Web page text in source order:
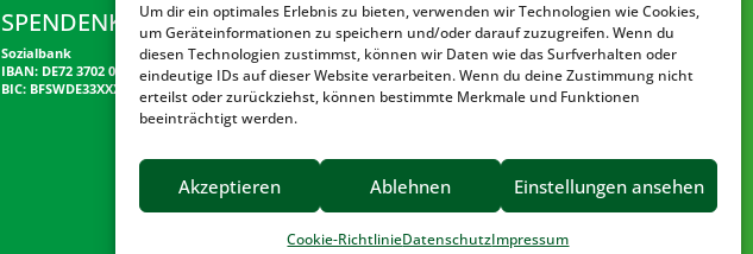
Um dir ein optimales Erlebnis zu bieten, verwenden wir Technologien wie Cookies,
um Geräteinformationen zu speichern und/oder darauf zuzugreifen. Wenn du
diesen Technologien zustimmst, können wir Daten wie das Surfverhalten oder
eindeutige IDs auf dieser Website verarbeiten. Wenn du deine Zustimmung nicht
erteilst oder zurückziehst, können bestimmte Merkmale und Funktionen
beeinträchtigt werden.
Akzeptieren Ablehnen Einstellungen ansehen
Cookie-RichtlinieDatenschutzImpressum
SPENDENKONTO
Sozialbank
IBAN: DE72 3702 0500 0001 5520 00
BIC: BFSWDE33XXX
DATENSCHUTZ
BARRIEREFREIHEIT